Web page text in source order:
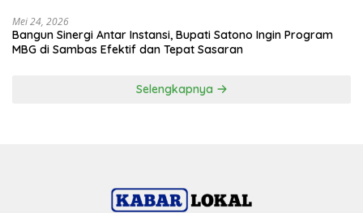
Mei 24, 2026
Bangun Sinergi Antar Instansi, Bupati Satono Ingin Program
MBG di Sambas Efektif dan Tepat Sasaran
Selengkapnya